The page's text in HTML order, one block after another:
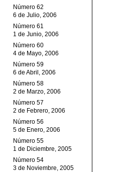
Número 62
6 de Julio, 2006
Número 61
1 de Junio, 2006
Número 60
4 de Mayo, 2006
Número 59
6 de Abril, 2006
Número 58
2 de Marzo, 2006
Número 57
2 de Febrero, 2006
Número 56
5 de Enero, 2006
Número 55
1 de Diciembre, 2005
Número 54
3 de Noviembre, 2005